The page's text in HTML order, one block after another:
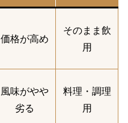
価格が高め
そのまま飲
用
風味がやや
劣る
料理・調理
用